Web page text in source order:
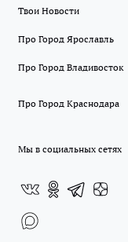
Твои Новости
Про Город Ярославль
Про Город Владивосток
Про Город Краснодара
Мы в социальных сетях